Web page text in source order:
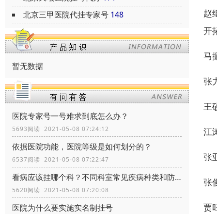
北京三甲医院代挂专家号 148
暂无数据
医院专家号一号难求到底怎么办？
5693阅读 2021-05-08 07:24:12
依据医院功能，医院等级是如何划分的？
6537阅读 2021-05-08 07:22:47
看病应该挂哪个科？不同科室常见疾病种类和防治
5620阅读 2021-05-08 07:20:08
医院为什么要实施实名制挂号
赵
开
马
张
王
江
张
张
贾